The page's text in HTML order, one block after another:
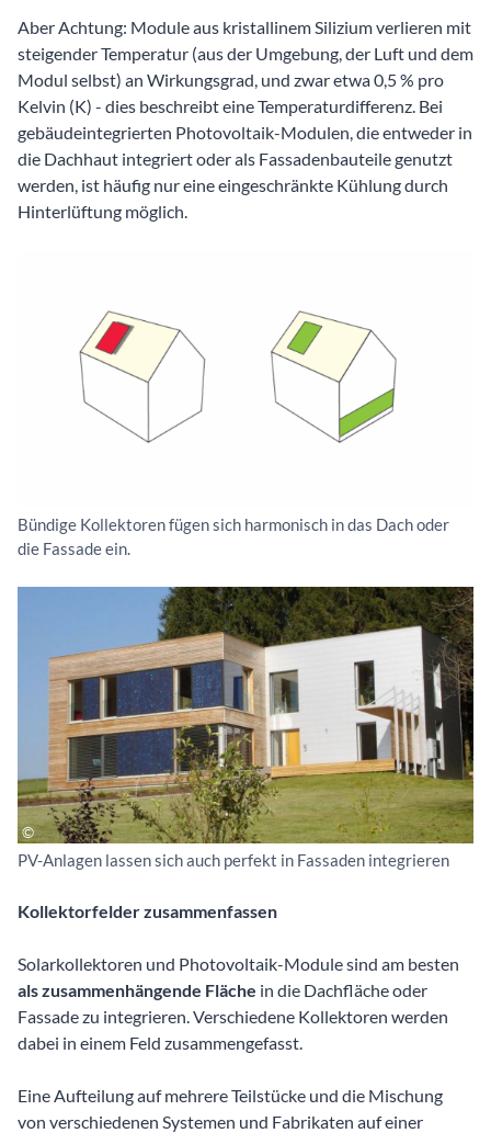
Aber Achtung: Module aus kristallinem Silizium verlieren mit
steigender Temperatur (aus der Umgebung, der Luft und dem
Modul selbst) an Wirkungsgrad, und zwar etwa 0,5 % pro
Kelvin (K) - dies beschreibt eine Temperaturdifferenz. Bei
gebäudeintegrierten Photovoltaik-Modulen, die entweder in
die Dachhaut integriert oder als Fassadenbauteile genutzt
werden, ist häufig nur eine eingeschränkte Kühlung durch
Hinterlüftung möglich.
Bündige Kollektoren fügen sich harmonisch in das Dach oder
die Fassade ein.
PV-Anlagen lassen sich auch perfekt in Fassaden integrieren
Kollektorfelder zusammenfassen
Solarkollektoren und Photovoltaik-Module sind am besten
als zusammenhängende Fläche in die Dachfläche oder
Fassade zu integrieren. Verschiedene Kollektoren werden
dabei in einem Feld zusammengefasst.
Eine Aufteilung auf mehrere Teilstücke und die Mischung
von verschiedenen Systemen und Fabrikaten auf einer